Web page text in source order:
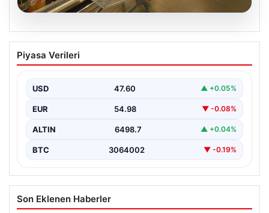
Enflasyon verileri ne zaman
açıklanacak? 2026 TÜİK mart ayı
Piyasa Verileri
USD 47.60 ▲ +0.05%
EUR 54.98 ▼ -0.08%
ALTIN 6498.7 ▲ +0.04%
BTC 3064002 ▼ -0.19%
Son Eklenen Haberler